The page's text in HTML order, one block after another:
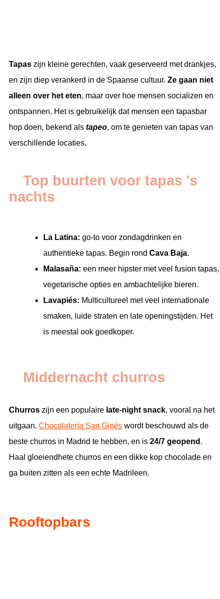
Tapas zijn kleine gerechten, vaak geserveerd met drankjes,
en zijn diep verankerd in de Spaanse cultuur. Ze gaan niet
alleen over het eten, maar over hoe mensen socializen en
ontspannen. Het is gebruikelijk dat mensen een tapasbar
hop doen, bekend als tapeo, om te genieten van tapas van
verschillende locaties.
Top buurten voor tapas 's
nachts
La Latina: go-to voor zondagdrinken en
authentieke tapas. Begin rond Cava Baja.
Malasaña: een meer hipster met veel fusion tapas,
vegetarische opties en ambachtelijke bieren.
Lavapiés: Multicultureel met veel internationale
smaken, luide straten en late openingstijden. Het
is meestal ook goedkoper.
Middernacht churros
Churros zijn een populaire late-night snack, vooral na het
uitgaan. Chocolatería San Ginés wordt beschouwd als de
beste churros in Madrid te hebben, en is 24/7 geopend .
Haal gloeiendhete churros en een dikke kop chocolade en
ga buiten zitten als een echte Madrileen.
Rooftopbars